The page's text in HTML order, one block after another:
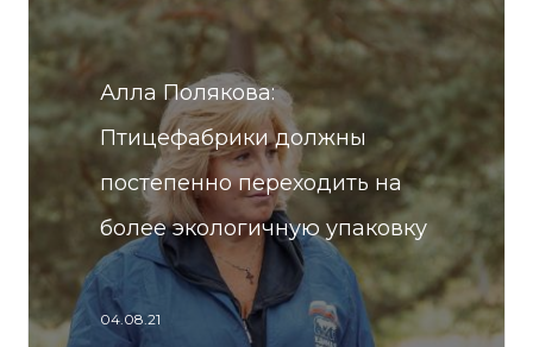
Алла Полякова:
Птицефабрики должны
постепенно переходить на
более экологичную упаковку
04.08.21